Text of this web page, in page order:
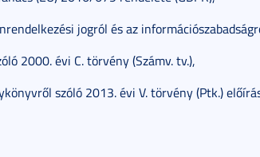
jogról és az
2000. évi C. törvény (Számv. tv.),
szóló 2013. évi V. törvény (Ptk.)